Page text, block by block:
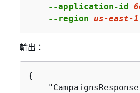
    --application-id
    --region
us-east-1
輸出：
{